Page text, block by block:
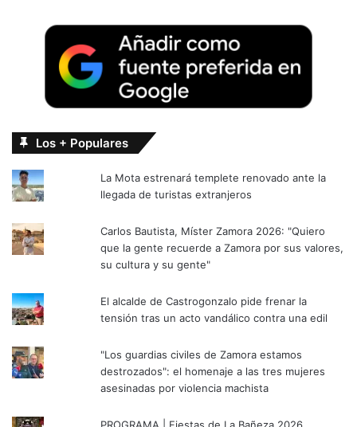
Los + Populares
La Mota estrenará templete renovado ante la
llegada de turistas extranjeros
Carlos Bautista, Míster Zamora 2026: "Quiero
que la gente recuerde a Zamora por sus valores,
su cultura y su gente"
El alcalde de Castrogonzalo pide frenar la
tensión tras un acto vandálico contra una edil
"Los guardias civiles de Zamora estamos
destrozados": el homenaje a las tres mujeres
asesinadas por violencia machista